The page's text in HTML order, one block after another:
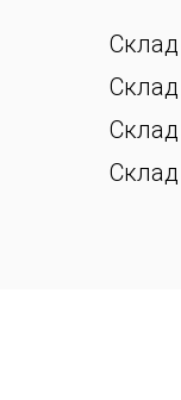
Склад